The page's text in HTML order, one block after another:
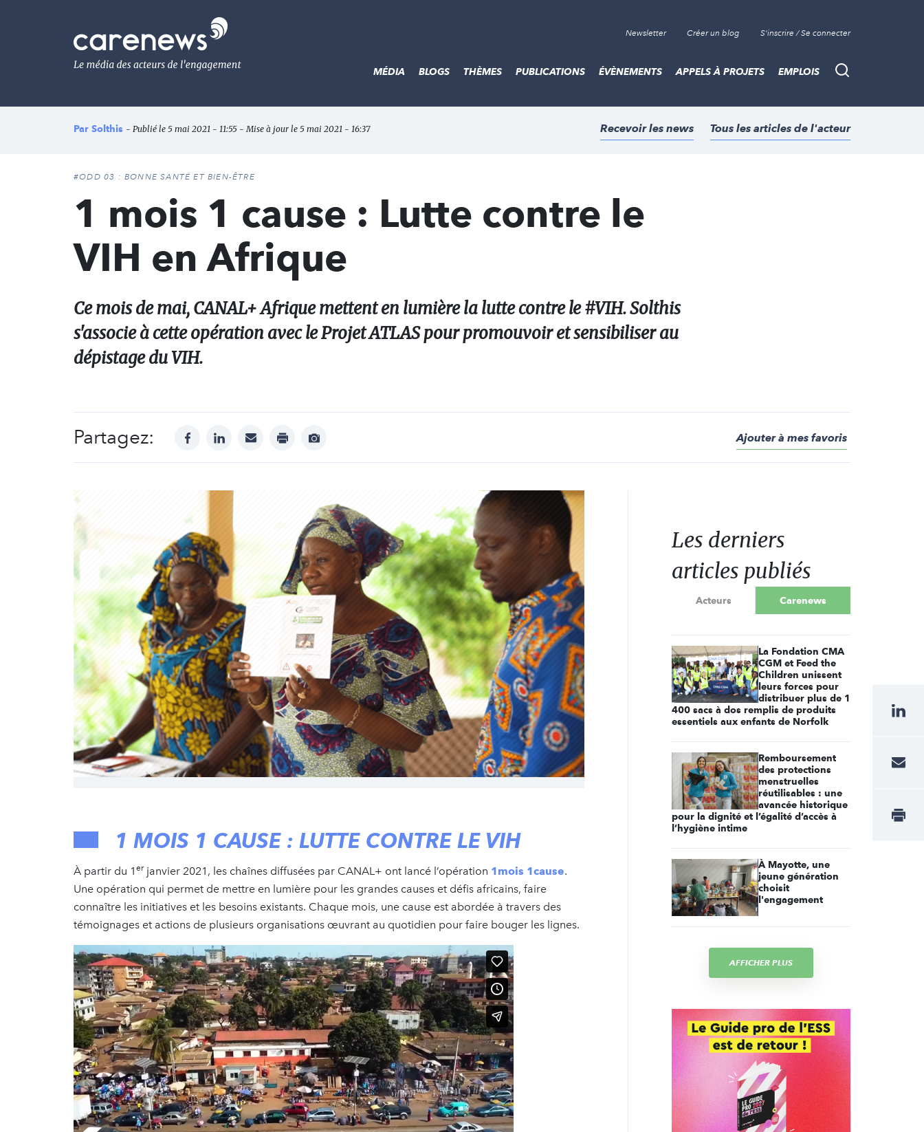
Le
média
de
l'engagement
Newsletter Créer un blog S'inscrire / Se connecter
Recherche
MÉDIA BLOGS THÈMES PUBLICATIONS ÉVÈNEMENTS APPELS À PROJETS EMPLOIS
Par Solthis - Publié le 5 mai 2021 - 11:55 - Mise à jour le 5 mai 2021 - 16:37 Recevoir les news Tous les articles de l'acteur
#ODD 03 : BONNE SANTÉ ET BIEN-ÊTRE
1 mois 1 cause : Lutte contre le
VIH en Afrique
Ce mois de mai, CANAL+ Afrique mettent en lumière la lutte contre le #VIH. Solthis
s'associe à cette opération avec le Projet ATLAS pour promouvoir et sensibiliser au
dépistage du VIH.
Partagez: facebooklinkedinmail print
Afficher
Ajouter à mes favoris
1 MOIS 1 CAUSE : LUTTE CONTRE LE VIH
À partir du 1 erjanvier 2021, les chaînes diffusées par CANAL+ ont lancé l’opération 1mois 1cause.
Une opération qui permet de mettre en lumière pour les grandes causes et défis africains, faire
connaître les initiatives et les besoins existants. Chaque mois, une cause est abordée à travers des
témoignages et actions de plusieurs organisations œuvrant au quotidien pour faire bouger les lignes.
Les derniers
articles publiés
Acteurs Carenews
La Fondation CMA
CGM et Feed the
Children unissent
leurs forces pour
distribuer plus de 1
400 sacs à dos remplis de produits
essentiels aux enfants de Norfolk
Remboursement
des protections
menstruelles
réutilisables : une
avancée historique
pour la dignité et l’égalité d’accès à
l’hygiène intime
À Mayotte, une
jeune génération
choisit
l'engagement
AFFICHER PLUS